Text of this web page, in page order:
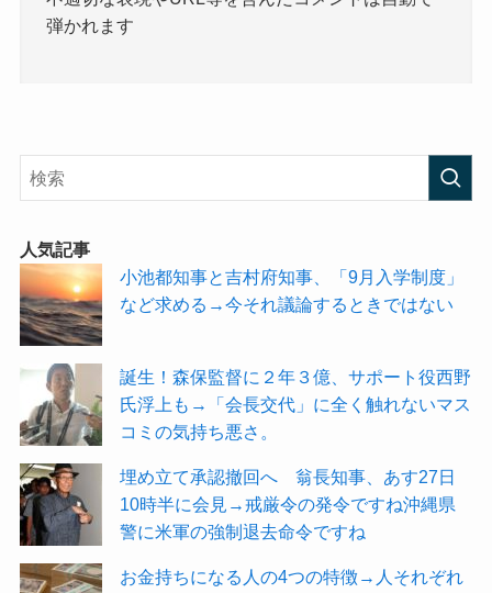
弾かれます
人気記事
小池都知事と吉村府知事、「9月入学制度」
など求める→今それ議論するときではない
誕生！森保監督に２年３億、サポート役西野
氏浮上も→「会長交代」に全く触れないマス
コミの気持ち悪さ。
埋め立て承認撤回へ 翁長知事、あす27日
10時半に会見→戒厳令の発令ですね沖縄県
警に米軍の強制退去命令ですね
お金持ちになる人の4つの特徴→人それぞれ